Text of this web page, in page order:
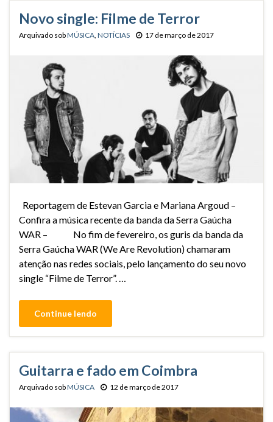
Novo single: Filme de Terror
Arquivado sobMÚSICA NOTÍCIAS 17 de março de 2017
Reportagem de Estevan Garcia e Mariana Argoud –
Confira a música recente da banda da Serra Gaúcha
WAR – No fim de fevereiro, os guris da banda da
Serra Gaúcha WAR (We Are Revolution) chamaram
atenção nas redes sociais, pelo lançamento do seu novo
single “Filme de Terror”. …
Continue lendo
Guitarra e fado em Coimbra
Arquivado sobMÚSICA 12 de março de 2017